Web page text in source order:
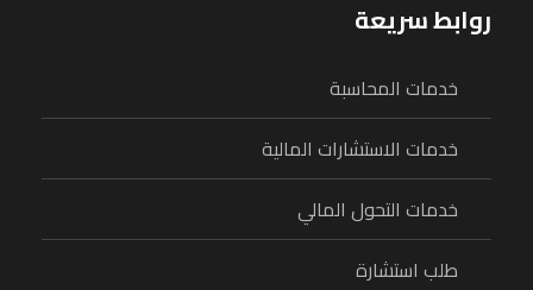
روابط سريعة
خدمات المحاسبة
خدمات الاستشارات المالية
خدمات التحول المالي
طلب استشارة